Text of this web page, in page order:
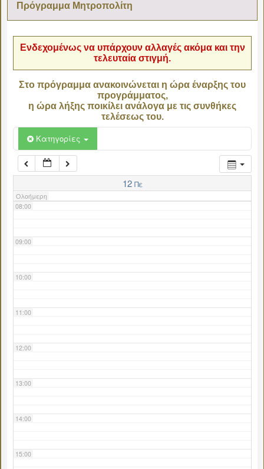
Πρόγραμμα Μητροπολίτη
Ενδεχομένως να υπάρχουν αλλαγές ακόμα και την
τελευταία στιγμή.
Στο πρόγραμμα ανακοινώνεται η ώρα έναρξης του
προγράμματος,
η ώρα λήξης ποικίλει ανάλογα με τις συνθήκες
τελέσεως του.
Κατηγορίες
12 Πε
Ολοήμερη
06:00
07:00
08:00
09:00
10:00
11:00
12:00
13:00
14:00
15:00